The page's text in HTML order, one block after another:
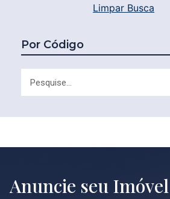
Limpar Busca
Por Código
Anuncie seu Imóvel